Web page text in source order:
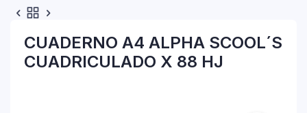
CUADERNO A4 ALPHA SCOOL´S
CUADRICULADO X 88 HJ